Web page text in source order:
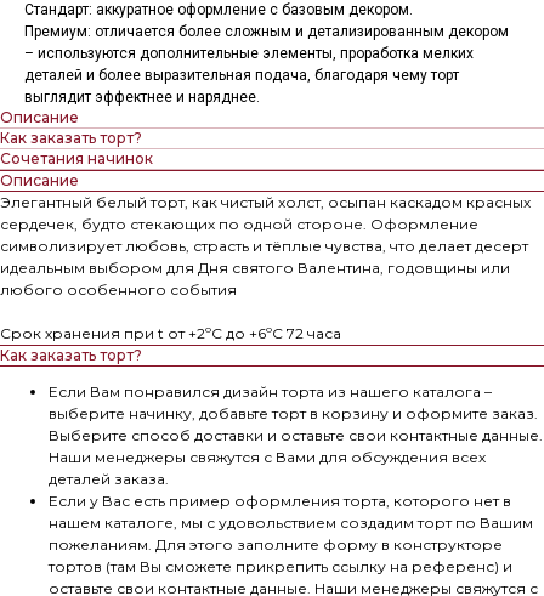
Стандарт: аккуратное оформление с базовым декором.
Премиум: отличается более сложным и детализированным декором
– используются дополнительные элементы, проработка мелких
деталей и более выразительная подача, благодаря чему торт
выглядит эффектнее и наряднее.
Описание
Как заказать торт?
Сочетания начинок
Описание
Элегантный белый торт, как чистый холст, осыпан каскадом красных
сердечек, будто стекающих по одной стороне. Оформление
символизирует любовь, страсть и тёплые чувства, что делает десерт
идеальным выбором для Дня святого Валентина, годовщины или
любого особенного события
Срок хранения при t от +2ºС до +6ºС 72 часа
Как заказать торт?
Если Вам понравился дизайн торта из нашего каталога –
выберите начинку, добавьте торт в корзину и оформите заказ.
Выберите способ доставки и оставьте свои контактные данные.
Наши менеджеры свяжутся с Вами для обсуждения всех
деталей заказа.
Если у Вас есть пример оформления торта, которого нет в
нашем каталоге, мы с удовольствием создадим торт по Вашим
пожеланиям. Для этого заполните форму в конструкторе
тортов (там Вы сможете прикрепить ссылку на референс) и
оставьте свои контактные данные. Наши менеджеры свяжутся с